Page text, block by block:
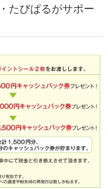
たびぱるがサポー